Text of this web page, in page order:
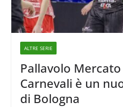
ALTRE SERIE
Pallavolo
Carnevali è un
di Bologna